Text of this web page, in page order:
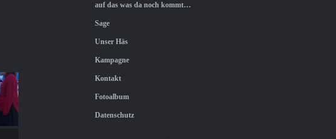
auf das was da noch kommt…
Sage
Unser Häs
Kampagne
Kontakt
Fotoalbum
Datenschutz